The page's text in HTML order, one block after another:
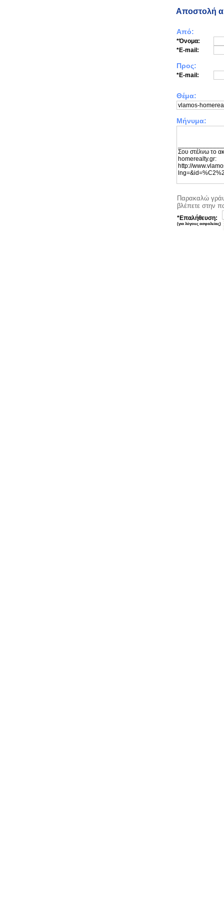
Αποστολή
Από:
*Όνομα:
*E-mail:
Προς:
*E-mail:
Θέμα:
Μήνυμα:
Παρακαλώ
βλέπετε στην
*Επαλήθευση:
(για λόγους ασφαλείας)